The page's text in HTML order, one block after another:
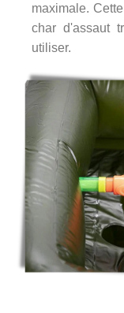
maximale.
char d'assaut
utiliser.